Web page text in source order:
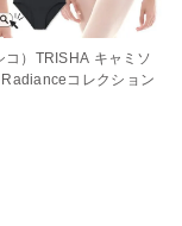
）TRISHA キャミソ
コレクション